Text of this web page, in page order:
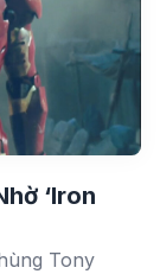
‘Iron
Tony